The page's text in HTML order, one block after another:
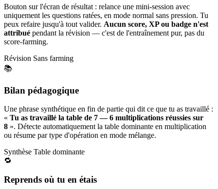
Bouton sur l'écran de résultat : relance une mini-session avec
uniquement les questions ratées, en mode normal sans pression. Tu
peux refaire jusqu'à tout valider. Aucun score, XP ou badge n'est
attribué pendant la révision — c'est de l'entraînement pur, pas du
score-farming.
Révision Sans farming
📚
Bilan pédagogique
Une phrase synthétique en fin de partie qui dit ce que tu as travaillé :
« Tu as travaillé la table de 7 — 6 multiplications réussies sur
8 ». Détecte automatiquement la table dominante en multiplication
ou résume par type d'opération en mode mélange.
Synthèse Table dominante
🔁
Reprends où tu en étais